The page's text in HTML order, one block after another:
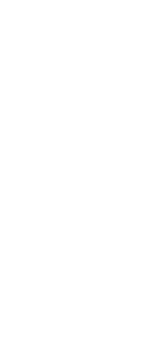
(по местному времени)